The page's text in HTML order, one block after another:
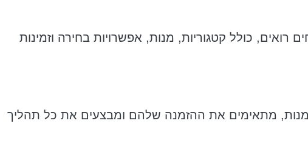
רואים, כולל קטגוריות, מנות, אפשרויות בחירה וזמינות
מנות, מתאימים את ההזמנה שלהם ומבצעים את כל תהליך